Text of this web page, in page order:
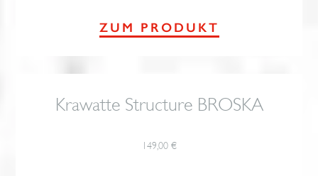
ZUM PRODUKT
Krawatte Structure BROSKA
149,00 €